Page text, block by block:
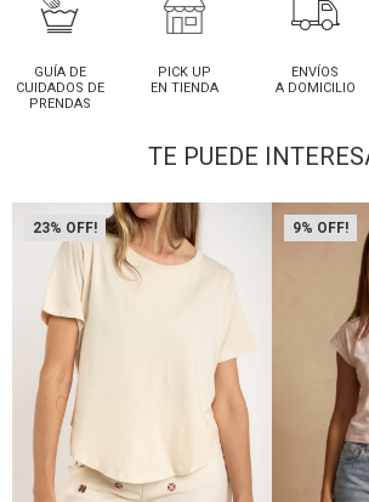
GUÍA DE
CUIDADOS DE
PRENDAS
PICK UP
EN TIENDA
ENVÍOS
A DOMICILIO
TE PUEDE
23 9